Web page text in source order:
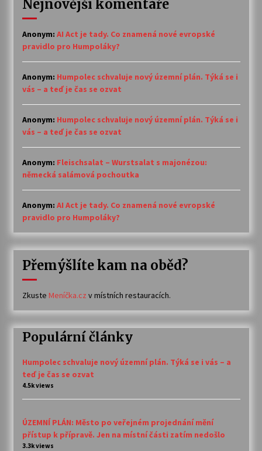
Nejnovější komentáře
Anonym: AI Act je tady. Co znamená nové evropské
pravidlo pro Humpoláky?
Anonym: Humpolec schvaluje nový územní plán. Týká se i
vás – a teď je čas se ozvat
Anonym: Humpolec schvaluje nový územní plán. Týká se i
vás – a teď je čas se ozvat
Anonym: Fleischsalat – Wurstsalat s majonézou:
německá salámová pochoutka
Anonym: AI Act je tady. Co znamená nové evropské
pravidlo pro Humpoláky?
Přemýšlíte kam na oběd?
Zkuste Meníčka.cz v místních restauracích.
Populární články
Humpolec schvaluje nový územní plán. Týká se i vás – a
teď je čas se ozvat
4.5k views
ÚZEMNÍ PLÁN: Město po veřejném projednání mění
přístup k přípravě. Jen na místní části zatím nedošlo
3.3k views